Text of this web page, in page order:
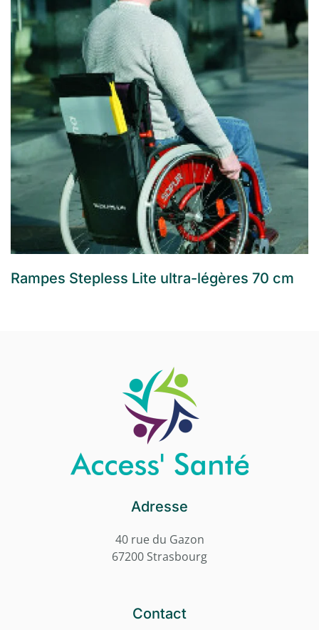
Rampes Stepless Lite ultra-légères 70 cm
Adresse
40 rue du Gazon
67200 Strasbourg
Contact